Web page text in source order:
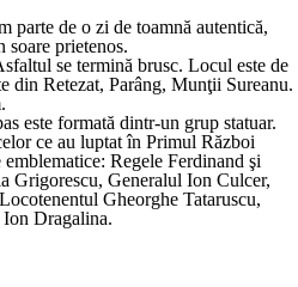
parte de o zi de toamnă autentică,
soare prietenos.
se termină brusc. Locul este de
din Retezat, Parâng, Munţii Sureanu.
este formată dintr-un grup statuar.
ce au luptat în Primul Război
Regele Ferdinand şi
Grigorescu, Generalul Ion Culcer,
Gheorghe Tataruscu,
Dragalina.